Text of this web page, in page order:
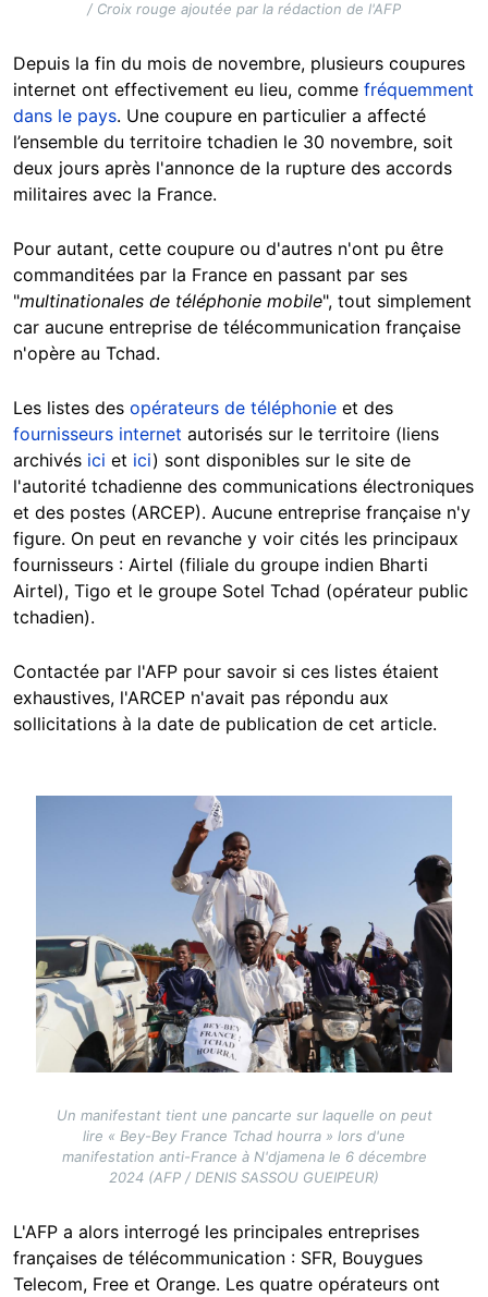
/ Croix rouge ajoutée par la rédaction de l'AFP
Depuis la fin du mois de novembre, plusieurs coupures
internet ont effectivement eu lieu, comme fréquemment
dans le pays. Une coupure en particulier a affecté
l’ensemble du territoire tchadien le 30 novembre, soit
deux jours après l'annonce de la rupture des accords
militaires avec la France.
Pour autant, cette coupure ou d'autres n'ont pu être
commanditées par la France en passant par ses
"multinationales de téléphonie mobile", tout simplement
car aucune entreprise de télécommunication française
n'opère au Tchad.
Les listes des opérateurs de téléphonie et des
fournisseurs internet autorisés sur le territoire (liens
archivés ici et ici) sont disponibles sur le site de
l'autorité tchadienne des communications électroniques
et des postes (ARCEP). Aucune entreprise française n'y
figure. On peut en revanche y voir cités les principaux
fournisseurs : Airtel (filiale du groupe indien Bharti
Airtel), Tigo et le groupe Sotel Tchad (opérateur public
tchadien).
Contactée par l'AFP pour savoir si ces listes étaient
exhaustives, l'ARCEP n'avait pas répondu aux
sollicitations à la date de publication de cet article.
Un manifestant tient une pancarte sur laquelle on peut
lire « Bey-Bey France Tchad hourra » lors d'une
manifestation anti-France à N'djamena le 6 décembre
2024 (AFP / DENIS SASSOU GUEIPEUR)
L'AFP a alors interrogé les principales entreprises
françaises de télécommunication : SFR, Bouygues
Telecom, Free et Orange. Les quatre opérateurs ont